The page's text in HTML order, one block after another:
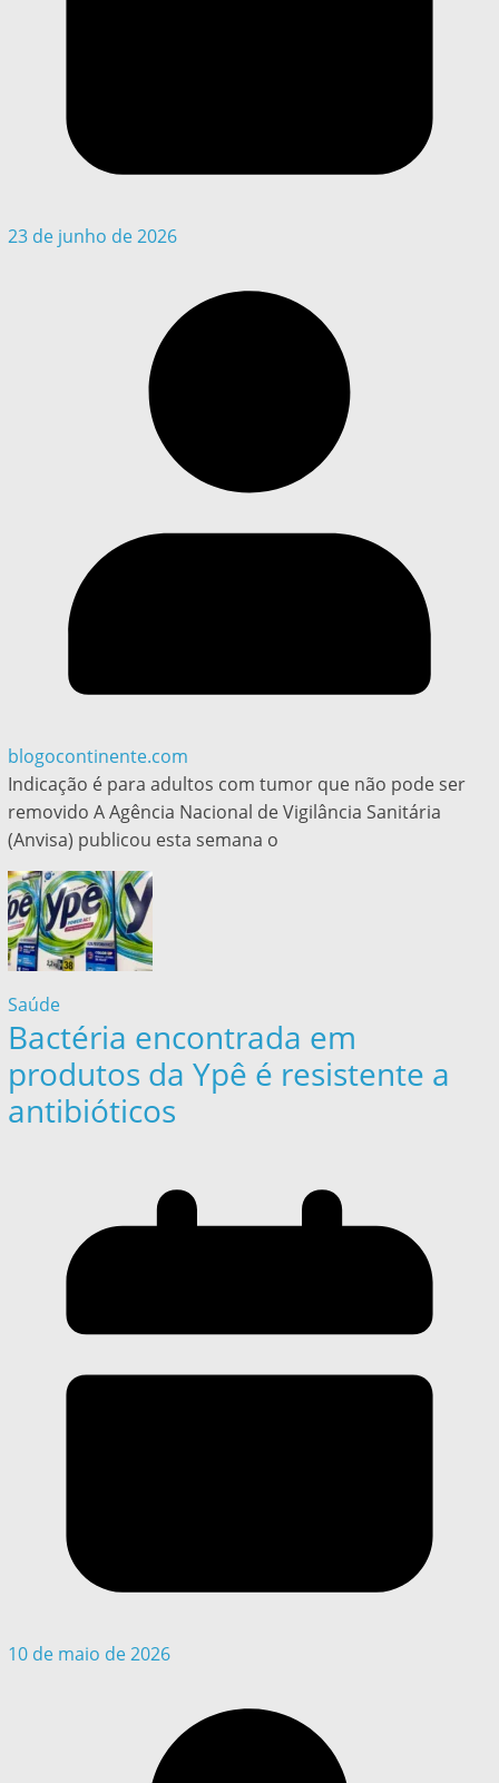
23 de junho de 2026
blogocontinente.com
Indicação é para adultos com tumor que não pode ser
removido A Agência Nacional de Vigilância Sanitária
(Anvisa) publicou esta semana o
Saúde
Bactéria encontrada em
produtos da Ypê é resistente a
antibióticos
10 de maio de 2026